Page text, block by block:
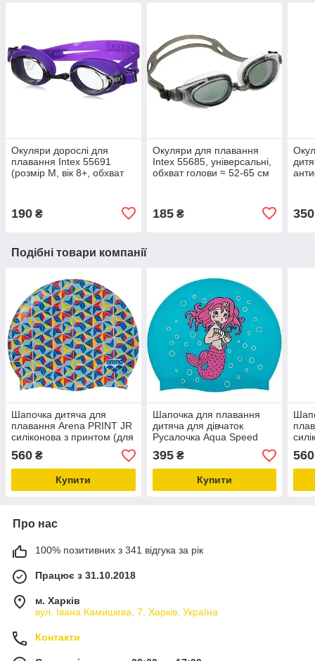
Окуляри дорослі для
плавання Intex 55691
(розмір М, вік 8+, обхват
190 ₴
Окуляри для плавання
Intex 55685, універсальні,
обхват голови ≈ 52-65 см
185₴ 350
Подібні товари компанії
Шапочка дитяча для
плавання Arena PRINT JR
силіконова з принтом (для
дітей 6-12 років)
560 ₴
Купити
Шапочка для плавання
дитяча для дівчаток
Русалочка Aqua Speed
KIDDIE Mermaid 1784
силіконова блакитна (для
дітей 4-8 років)
395₴
Купити
560
Про нас
100% позитивних з 341 відгука за рік
Працює з 31.10.2018
м. Харків
вул. Івана Камишева, 7, Харків, Україна
Контакти